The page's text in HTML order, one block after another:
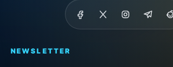
NEWSLETTER